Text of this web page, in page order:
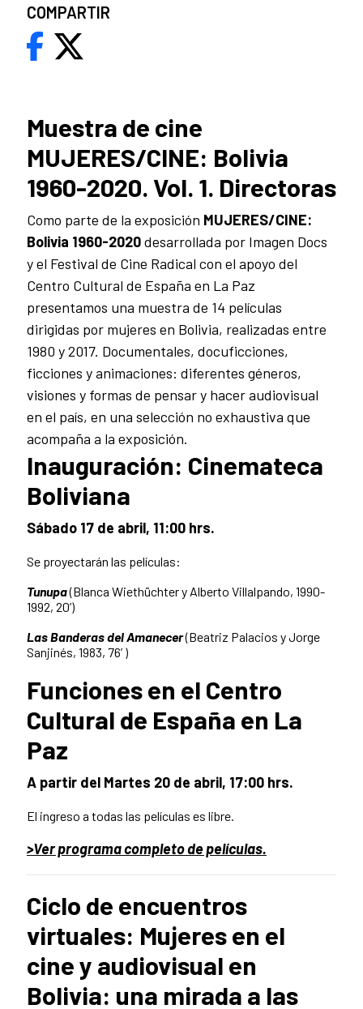
Muestra de cine
MUJERES/CINE: Bolivia
1960-2020. Vol. 1. Directoras
Como parte de la exposición MUJERES/CINE:
Bolivia 1960-2020desarrollada por Imagen Docs
y el Festival de Cine Radical con el apoyo del
Centro Cultural de España en La Paz
presentamos una muestra de 14 películas
dirigidas por mujeres en Bolivia, realizadas entre
1980 y 2017. Documentales, docuficciones,
ficciones y animaciones: diferentes géneros,
visiones y formas de pensar y hacer audiovisual
en el país, en una selección no exhaustiva que
acompaña a la exposición.
Inauguración: Cinemateca
Boliviana
Sábado 17 de abril, 11:00 hrs.
Se proyectarán las películas:
Tunupa(Blanca Wiethüchter y Alberto Villalpando, 1990-
1992, 20’)
Las Banderas del Amanecer(Beatriz Palacios y Jorge
Sanjinés, 1983, 76’ )
Funciones en el Centro
Cultural de España en La
Paz
A partir del Martes 20 de abril, 17:00 hrs.
El ingreso a todas las películas es libre.
>Ver programa completo de películas.
Ciclo de encuentros
virtuales: Mujeres en el
cine y audiovisual en
Bolivia: una mirada a las
COMPARTIR